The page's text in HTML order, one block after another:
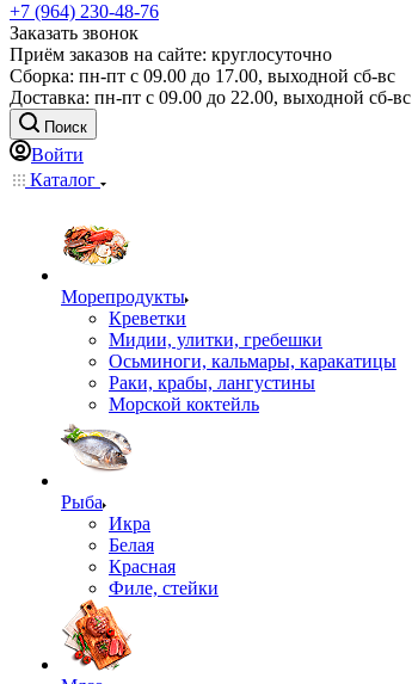
+7 (964) 230-48-76
Заказать звонок
Приём заказов на сайте: круглосуточно
Сборка: пн-пт с 09.00 до 17.00, выходной сб-вс
Доставка: пн-пт с 09.00 до 22.00, выходной сб-вс
Поиск
Войти
Каталог
Морепродукты
Креветки
Мидии, улитки, гребешки
Осьминоги, кальмары, каракатицы
Раки, крабы, лангустины
Морской коктейль
Рыба
Икра
Белая
Красная
Филе, стейки